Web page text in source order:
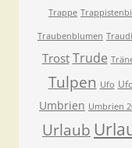
Trappe
Traubenblumen Traudi
Trost Trude
Tulpen Ufo
Umbrien Umbrien
Urlaub